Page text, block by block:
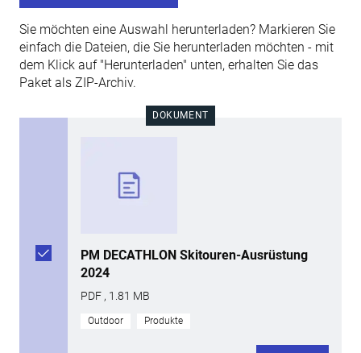
Sie möchten eine Auswahl herunterladen? Markieren Sie
einfach die Dateien, die Sie herunterladen möchten - mit
dem Klick auf "Herunterladen" unten, erhalten Sie das
Paket als ZIP-Archiv.
DOKUMENT
PM DECATHLON Skitouren-Ausrüstung
2024
PDF , 1.81 MB
Outdoor Produkte